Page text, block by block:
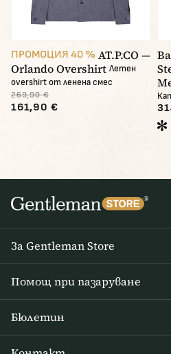
ПРОМОЦИЯ 40 % AT.P.CO —
Orlando Overshirt Летен
overshirt от ленена смес
269,90 €
161,90 €
За Gentleman Store
Помощ при пазаруване
Доставка и плащане
Бюлетин